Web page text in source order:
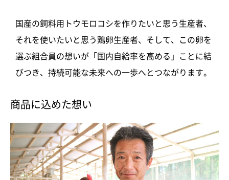
国産の飼料用トウモロコシを作りたいと思う生産者、
それを使いたいと思う鶏卵生産者、そして、この卵を
選ぶ組合員の想いが「国内自給率を高める」ことに結
びつき、持続可能な未来への一歩へとつながります。
商品に込めた想い